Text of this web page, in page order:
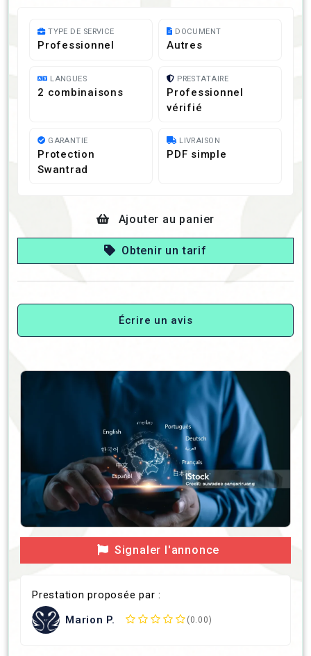
Signaler l'annonce
Prestation proposée par :
Marion P.
(0.00)
TYPE DE SERVICE
Professionnel
DOCUMENT
Autres
LANGUES
2 combinaisons
PRESTATAIRE
Professionnel
vérifié
GARANTIE
Protection
Swantrad
LIVRAISON
PDF simple
Ajouter au panier
Obtenir un tarif
Écrire un avis